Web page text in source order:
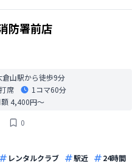
防署前店
倉山駅から徒歩9分
席
1コマ60分
額 4,400円〜
0
レンタルクラブ 駅近
24時間